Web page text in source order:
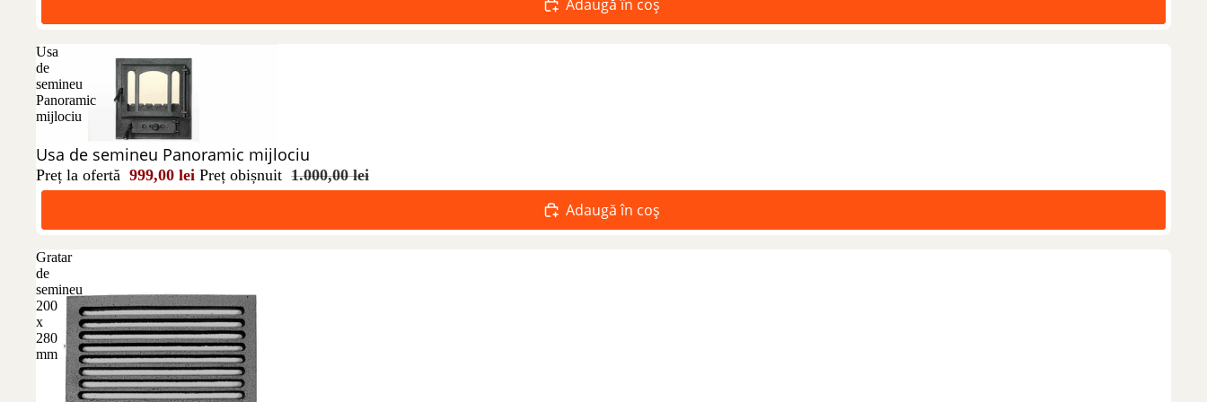
Adaugă în coș
Usa
de
semineu
Panoramic
mijlociu
Reducere 0%
Usa de semineu Panoramic mijlociu
Preț la ofertă 999,00 lei Preț obișnuit 1.000,00 lei
Adaugă în coș
Gratar
de
semineu
200
x
280
mm